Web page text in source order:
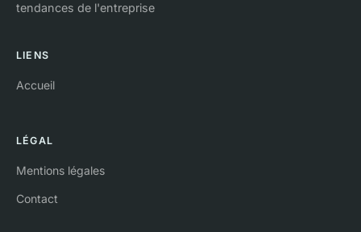
tendances de l'entreprise
LIENS
Accueil
LÉGAL
Mentions légales
Contact